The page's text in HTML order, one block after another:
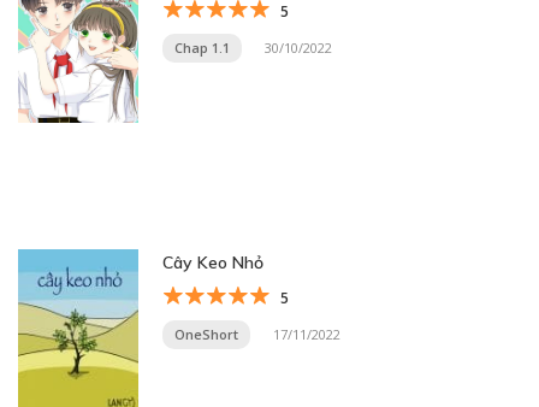
5
Chap 1.1 30/10/2022
Cây Keo Nhỏ
5
OneShort 17/11/2022